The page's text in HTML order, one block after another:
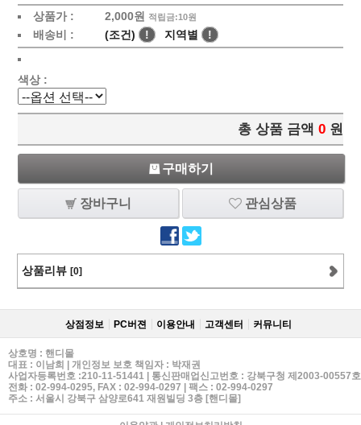
상품가 : 2,000원 적립금:10원
배송비 : (조건) ! 지역별 !
색상 :
총 상품 금액 0 원
구매하기
장바구니 관심상품
상품리뷰 [0]
상점정보 PC버젼 이용안내 고객센터 커뮤니티
상호명 : 핸디몰
대표 : 이남희 | 개인정보 보호 책임자 : 박재권
사업자등록번호 :210-11-51441 | 통신판매업신고번호 : 강북구청 제2003-00557호
전화 : 02-994-0295, FAX : 02-994-0297 | 팩스 : 02-994-0297
주소 : 서울시 강북구 삼양로641 재원빌딩 3층 [핸디몰]